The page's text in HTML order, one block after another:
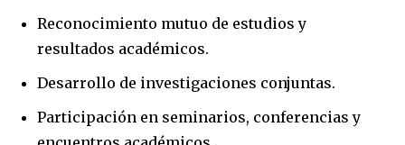
Reconocimiento mutuo de estudios y
resultados académicos.
Desarrollo de investigaciones conjuntas.
Participación en seminarios, conferencias y